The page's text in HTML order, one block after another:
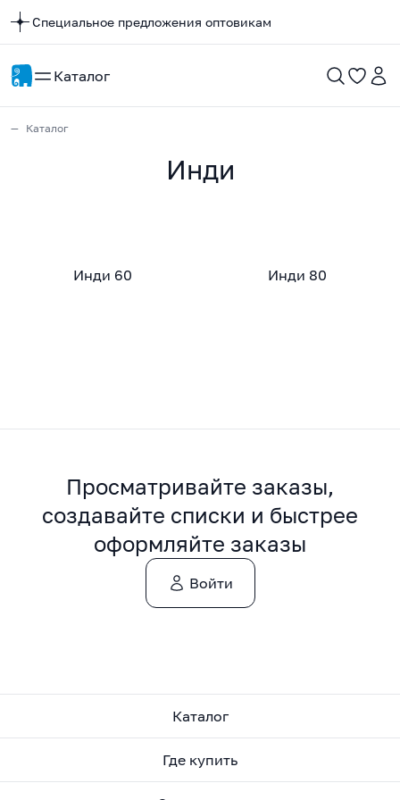
Специальное предложения оптовикам
Каталог
Каталог
Инди
Инди 60 Инди 80
Просматривайте заказы,
создавайте списки и быстрее
оформляйте заказы
Войти
Каталог
Где купить